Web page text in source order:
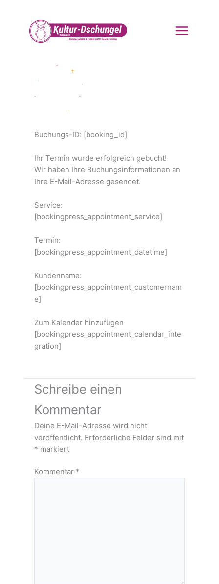
springen
Buchungs-ID: [booking_id]
Ihr Termin wurde erfolgreich gebucht!
Wir haben Ihre Buchungsinformationen an
Ihre E-Mail-Adresse gesendet.
Service:
[bookingpress_appointment_service]
Termin:
[bookingpress_appointment_datetime]
Kundenname:
[bookingpress_appointment_customernam
e]
Zum Kalender hinzufügen
[bookingpress_appointment_calendar_inte
gration]
Schreibe einen
Kommentar
Deine E-Mail-Adresse wird nicht
veröffentlicht. Erforderliche Felder sind mit
* markiert
Kommentar *